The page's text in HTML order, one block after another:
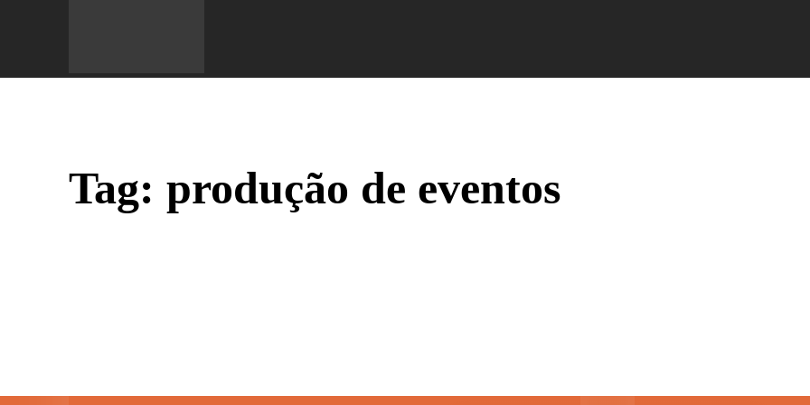
Tag: produção de eventos